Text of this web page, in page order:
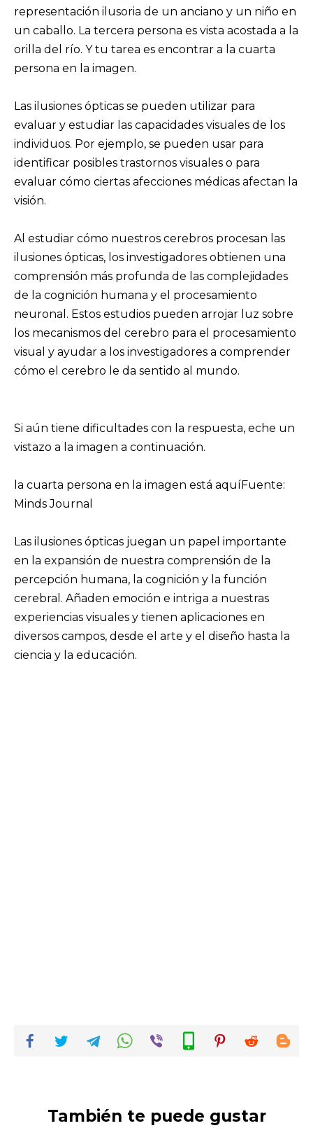
representación ilusoria de un anciano y un niño en
un caballo. La tercera persona es vista acostada a la
orilla del río. Y tu tarea es encontrar a la cuarta
persona en la imagen.
Las ilusiones ópticas se pueden utilizar para
evaluar y estudiar las capacidades visuales de los
individuos. Por ejemplo, se pueden usar para
identificar posibles trastornos visuales o para
evaluar cómo ciertas afecciones médicas afectan la
visión.
Al estudiar cómo nuestros cerebros procesan las
ilusiones ópticas, los investigadores obtienen una
comprensión más profunda de las complejidades
de la cognición humana y el procesamiento
neuronal. Estos estudios pueden arrojar luz sobre
los mecanismos del cerebro para el procesamiento
visual y ayudar a los investigadores a comprender
cómo el cerebro le da sentido al mundo.
Si aún tiene dificultades con la respuesta, eche un
vistazo a la imagen a continuación.
la cuarta persona en la imagen está aquíFuente:
Minds Journal
Las ilusiones ópticas juegan un papel importante
en la expansión de nuestra comprensión de la
percepción humana, la cognición y la función
cerebral. Añaden emoción e intriga a nuestras
experiencias visuales y tienen aplicaciones en
diversos campos, desde el arte y el diseño hasta la
ciencia y la educación.
También te puede gustar